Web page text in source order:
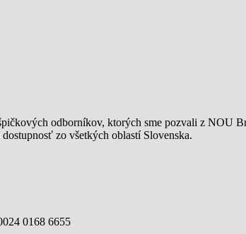
odborníkov, ktorých sme pozvali z NOU
zo všetkých oblastí Slovenska.
0168 6655